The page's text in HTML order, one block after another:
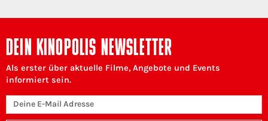
DEIN KINOPOLIS NEWSLETTER
Als erster über aktuelle Filme, Angebote und Events
informiert sein.